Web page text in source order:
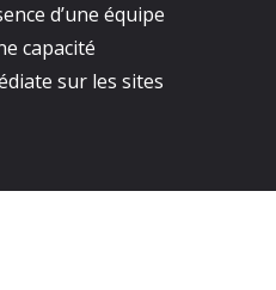
d’une équipe
capacité
sur les sites